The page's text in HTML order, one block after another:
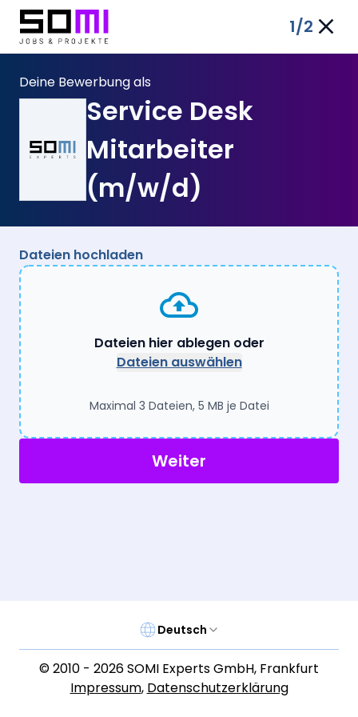
1/2
Deine Bewerbung als
Service Desk
Mitarbeiter
(m/w/d)
Dateien hochladen
Dateien hier ablegen oder
Dateien auswählen
Maximal 3 Dateien, 5 MB je Datei
Weiter
Deutsch
© 2010 - 2026SOMI Experts GmbH, Frankfurt
Impressum, Datenschutzerklärung